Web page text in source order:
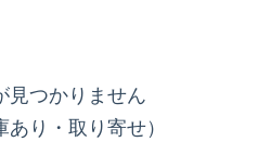
見つかりません
あり・取り寄せ）